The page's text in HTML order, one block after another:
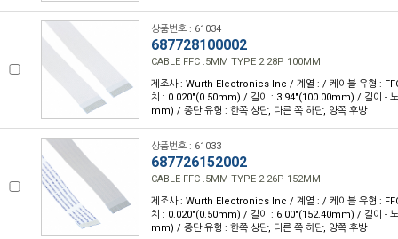
상품번호 : 61034
687728100002
CABLE FFC .5MM TYPE 2 28P 100MM
제조사 : Wurth Electronics Inc / 계열 : / 케이블 유형 :
치 : 0.020"(0.50mm) / 길이 : 3.94"(100.00mm) / 길이 -
mm) / 종단 유형 : 한쪽 상단, 다른 쪽 하단, 양쪽 후방
상품번호 : 61033
687726152002
CABLE FFC .5MM TYPE 2 26P 152MM
제조사 : Wurth Electronics Inc / 계열 : / 케이블 유형 :
치 : 0.020"(0.50mm) / 길이 : 6.00"(152.40mm) / 길이 -
mm) / 종단 유형 : 한쪽 상단, 다른 쪽 하단, 양쪽 후방